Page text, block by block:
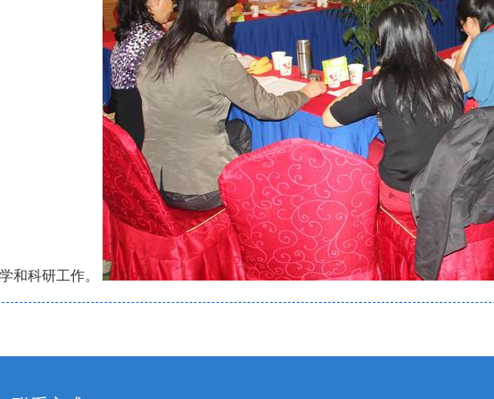
和科研工作。